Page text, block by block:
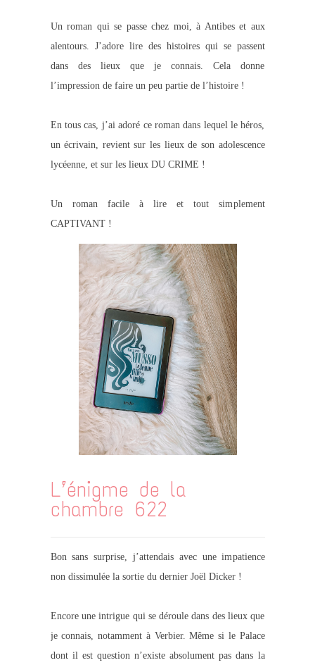
Un roman qui se passe chez moi, à Antibes et aux
alentours. J’adore lire des histoires qui se passent
dans des lieux que je connais. Cela donne
l’impression de faire un peu partie de l’histoire !
En tous cas, j’ai adoré ce roman dans lequel le héros,
un écrivain, revient sur les lieux de son adolescence
lycéenne, et sur les lieux DU CRIME !
Un roman facile à lire et tout simplement
CAPTIVANT !
L’énigme de la
chambre 622
Bon sans surprise, j’attendais avec une impatience
non dissimulée la sortie du dernier Joël Dicker !
Encore une intrigue qui se déroule dans des lieux que
je connais, notamment à Verbier. Même si le Palace
dont il est question n’existe absolument pas dans la